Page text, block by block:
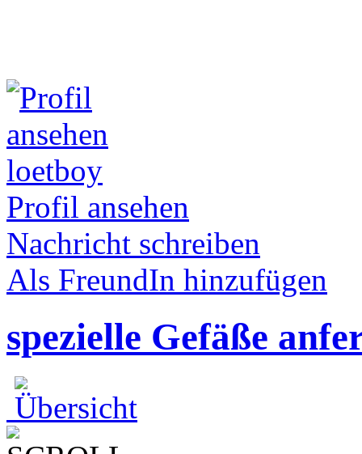
loetboy
Profil ansehen
Nachricht schreiben
Als FreundIn hinzufügen
spezielle Gefäße